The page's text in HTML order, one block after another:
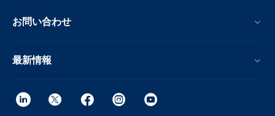
お問い合わせ
最新情報